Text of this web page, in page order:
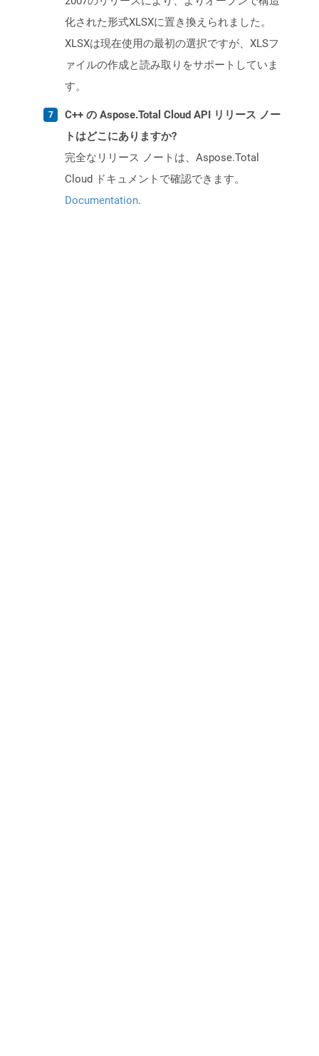
化された形式XLSXに置き換えられました。
XLSXは現在使用の最初の選択ですが、XLSフ
ァイルの作成と読み取りをサポートしていま
す。
C++ の Aspose.Total Cloud API リリース ノー
トはどこにありますか?
完全なリリース ノートは、Aspose.Total
Cloud ドキュメントで確認できます。
Documentation.